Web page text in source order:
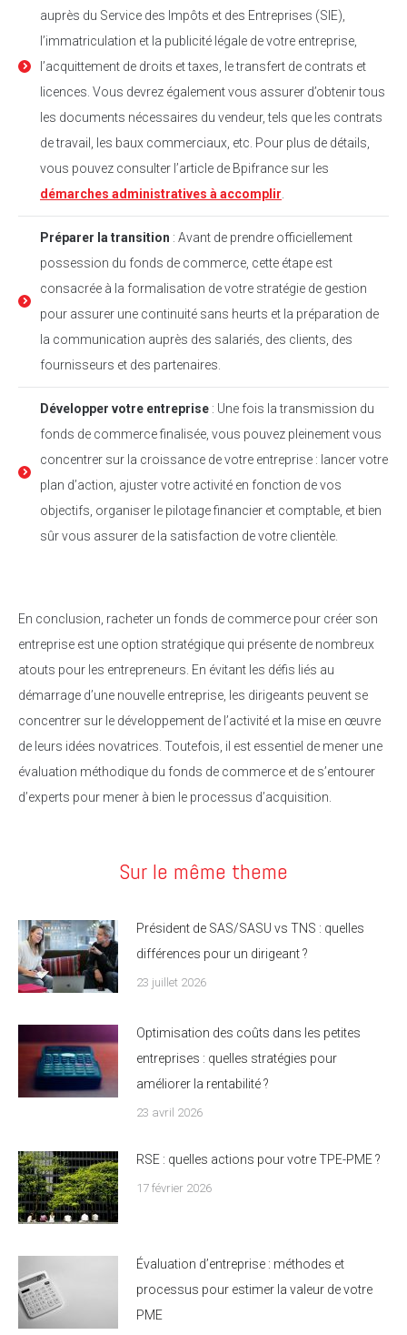
auprès du Service des Impôts et des Entreprises (SIE),
l’immatriculation et la publicité légale de votre entreprise,
l’acquittement de droits et taxes, le transfert de contrats et
licences. Vous devrez également vous assurer d’obtenir tous
les documents nécessaires du vendeur, tels que les contrats
de travail, les baux commerciaux, etc. Pour plus de détails,
vous pouvez consulter l’article de Bpifrance sur les
démarches administratives à accomplir
Préparer la transition : Avant de prendre officiellement
possession du fonds de commerce, cette étape est
consacrée à la formalisation de votre stratégie de gestion
pour assurer une continuité sans heurts et la préparation de
la communication auprès des salariés, des clients, des
fournisseurs et des partenaires.
Développer votre entreprise : Une fois la transmission du
fonds de commerce finalisée, vous pouvez pleinement vous
concentrer sur la croissance de votre entreprise : lancer votre
plan d’action, ajuster votre activité en fonction de vos
objectifs, organiser le pilotage financier et comptable, et bien
sûr vous assurer de la satisfaction de votre clientèle.
En conclusion, racheter un fonds de commerce pour créer son
entreprise est une option stratégique qui présente de nombreux
atouts pour les entrepreneurs. En évitant les défis liés au
démarrage d’une nouvelle entreprise, les dirigeants peuvent se
concentrer sur le développement de l’activité et la mise en œuvre
de leurs idées novatrices. Toutefois, il est essentiel de mener une
évaluation méthodique du fonds de commerce et de s’entourer
d’experts pour mener à bien le processus d’acquisition.
Sur le même theme
Président de SAS/SASU vs TNS : quelles
différences pour un dirigeant ?
23 juillet 2026
Optimisation des coûts dans les petites
entreprises : quelles stratégies pour
améliorer la rentabilité ?
23 avril 2026
RSE : quelles actions pour votre TPE-PME ?
17 février 2026
Évaluation d’entreprise : méthodes et
processus pour estimer la valeur de votre
PME